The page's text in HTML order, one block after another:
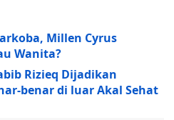
Millen Cyrus
Wanita?
Rizieq Dijadikan
benar di luar Akal Sehat